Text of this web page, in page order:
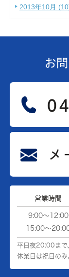
2013年10月
お
営業時間
9:00～12:00
15:00～
平日夜20:00まで
休業日は祝日のみ